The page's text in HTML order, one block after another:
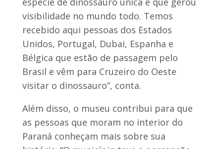
visibilidade no mundo todo. Temos
recebido aqui pessoas dos Estados
Unidos, Portugal, Dubai, Espanha e
Bélgica que estão de passagem pelo
Brasil e vêm para Cruzeiro do Oeste
visitar o dinossauro”, conta.
Além disso, o museu contribui para que
as pessoas que moram no interior do
Paraná conheçam mais sobre sua